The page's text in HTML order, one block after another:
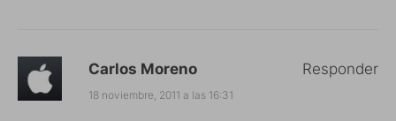
Carlos Moreno
18 noviembre, 2011 a las 16:31
Responder